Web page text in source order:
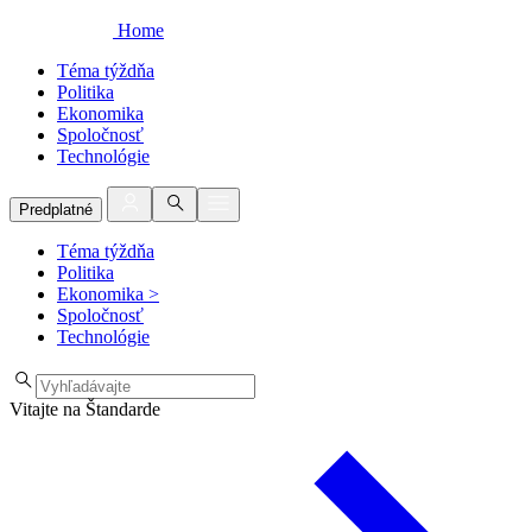
Home
Téma týždňa
Politika
Ekonomika
Spoločnosť
Technológie
Predplatné
Téma týždňa
Politika
Ekonomika >
Spoločnosť
Technológie
Vitajte na Štandarde